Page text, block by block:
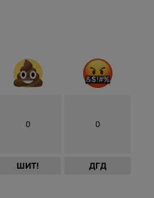
0
ШИТ!
0
ДГД